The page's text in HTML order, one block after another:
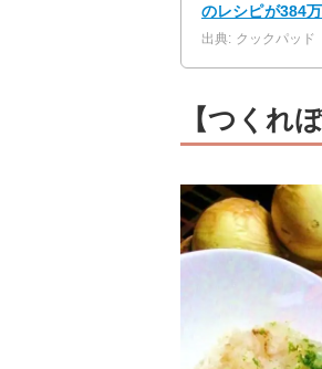
のレシピが384
出典: クックパッド
【つくれ